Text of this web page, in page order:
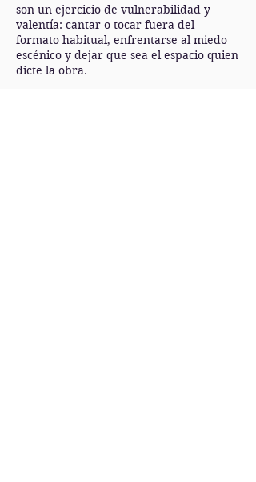
son un ejercicio de vulnerabilidad y
valentía: cantar o tocar fuera del
formato habitual, enfrentarse al miedo
escénico y dejar que sea el espacio quien
dicte la obra.